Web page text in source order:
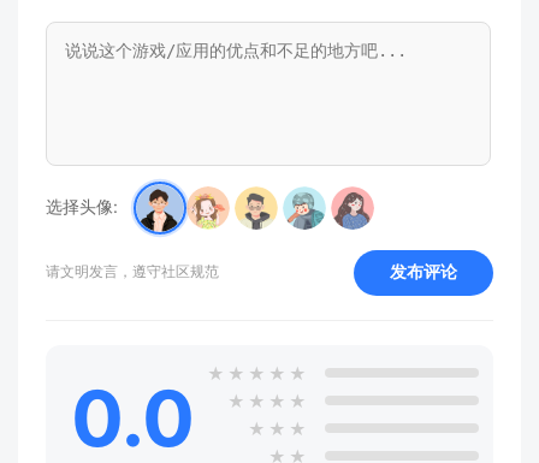
选择头像:
请文明发言，遵守社区规范 发布评论
0.0 ★ ★ ★ ★ ★
★ ★ ★ ★
★ ★ ★
★ ★